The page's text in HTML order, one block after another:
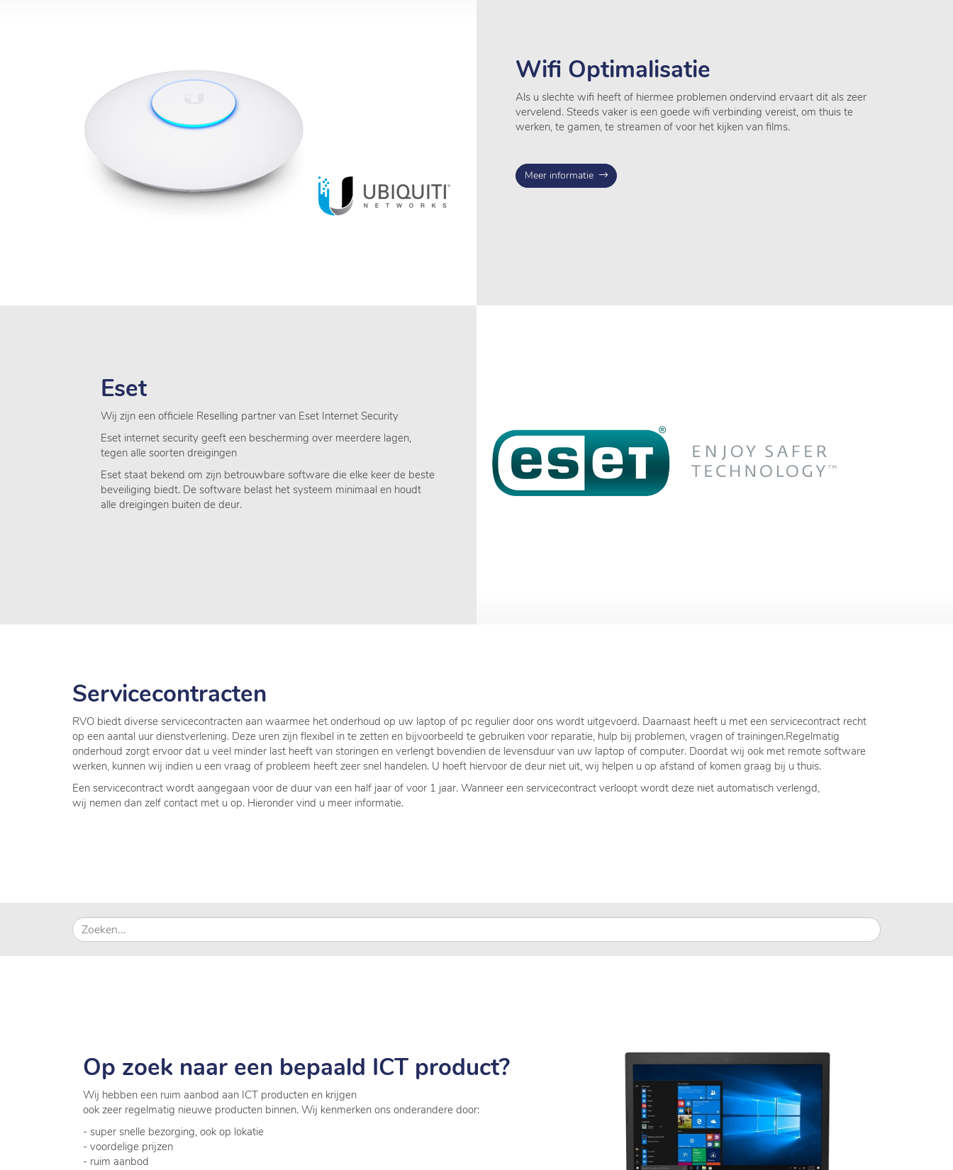
Wifi Optimalisatie
Als u slechte wifi heeft of hiermee problemen ondervind ervaart dit als zeer
vervelend. Steeds vaker is een goede wifi verbinding vereist, om thuis te
werken, te gamen, te streamen of voor het kijken van films.
Meer informatie
Eset
Wij zijn een officiele Reselling partner van Eset Internet Security
Eset internet security geeft een bescherming over meerdere lagen,
tegen alle soorten dreigingen
Eset staat bekend om zijn betrouwbare software die elke keer de beste
beveiliging biedt. De software belast het systeem minimaal en houdt
alle dreigingen buiten de deur.
Servicecontracten
RVO biedt diverse servicecontracten aan waarmee het onderhoud op uw laptop of pc regulier door ons wordt uitgevoerd. Daarnaast heeft u met een servicecontract recht
op een aantal uur dienstverlening. Deze uren zijn flexibel in te zetten en bijvoorbeeld te gebruiken voor reparatie, hulp bij problemen, vragen of trainingen.Regelmatig
onderhoud zorgt ervoor dat u veel minder last heeft van storingen en verlengt bovendien de levensduur van uw laptop of computer. Doordat wij ook met remote software
werken, kunnen wij indien u een vraag of probleem heeft zeer snel handelen. U hoeft hiervoor de deur niet uit, wij helpen u op afstand of komen graag bij u thuis.
Een servicecontract wordt aangegaan voor de duur van een half jaar of voor 1 jaar. Wanneer een servicecontract verloopt wordt deze niet automatisch verlengd,
wij nemen dan zelf contact met u op. Hieronder vind u meer informatie.
Op zoek naar een bepaald ICT product?
Wij hebben een ruim aanbod aan ICT producten en krijgen
ook zeer regelmatig nieuwe producten binnen. Wij kenmerken ons onderandere door:
- super snelle bezorging, ook op lokatie
- voordelige prijzen
- ruim aanbod